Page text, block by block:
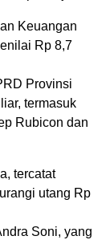
Keuangan
Rp 8,7
Provinsi
termasuk
Rubicon dan
tercatat
utang Rp
Soni, yang